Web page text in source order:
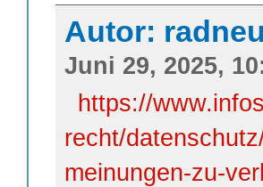
Autor:
Juni 29, 2025,
https://
recht/
meinungen-zu-